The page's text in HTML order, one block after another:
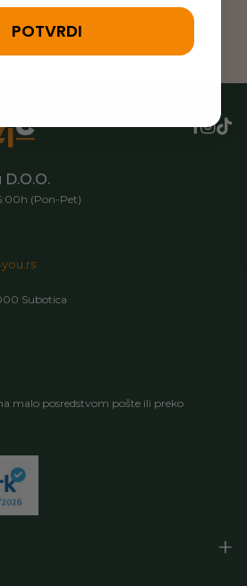
(Pon-Pet)
Subotica
malo posredstvom pošte ili preko
POTVRDI